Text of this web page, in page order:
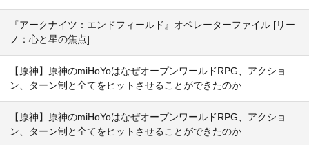
『アークナイツ：エンドフィールド』オペレーターファイル [リー
ノ：心と星の焦点]
【原神】原神のmiHoYoはなぜオープンワールドRPG、アクショ
ン、ターン制と全てをヒットさせることができたのか
【原神】原神のmiHoYoはなぜオープンワールドRPG、アクショ
ン、ターン制と全てをヒットさせることができたのか